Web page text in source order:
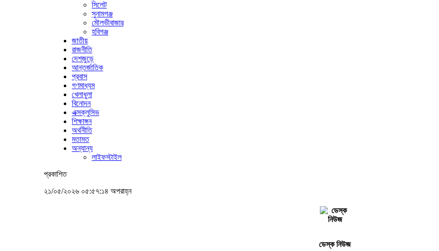
সিলেট
সুনামগঞ্জ
মৌলভীবাজার
হবিগঞ্জ
জাতীয়
রাজনীতি
দেশজুড়ে
আন্তর্জাতিক
প্রবাস
গণমাধ্যম
খেলাধুলা
বিনোদন
এক্সক্লুসিভ
শিক্ষাঙ্গন
অর্থনীতি
মতামত
অন্যান্য
লাইফস্টাইল
প্রকাশিত
২১/০৫/২০২৬ ০৫:৫৭:১৪ অপরাহ্ন
ডেস্ক নিউজ